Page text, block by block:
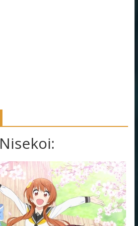
Nisekoi: